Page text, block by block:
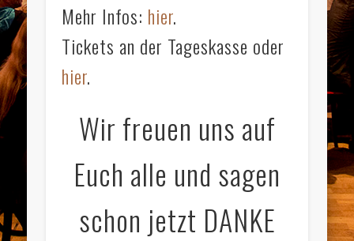
Mehr Infos: hier.
Tickets an der Tageskasse oder
hier.
Wir freuen uns auf
Euch alle und sagen
schon jetzt DANKE